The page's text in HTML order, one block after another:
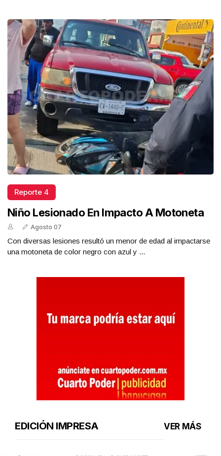
Reporte 4
Niño Lesionado En Impacto A Motoneta
Agosto 07
Con diversas lesiones resultó un menor de edad al impactarse
una motoneta de color negro con azul y ...
EDICIÓN IMPRESA VER MÁS